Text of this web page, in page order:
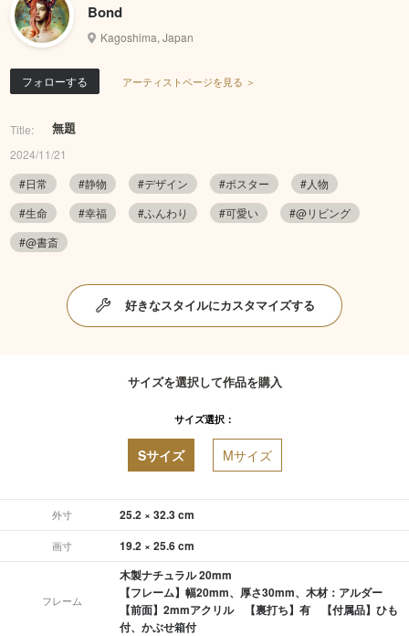
Bond
Kagoshima, Japan
フォローする アーティストページを見る ＞
Title: 無題
2024/11/21
#日常
#静物 #デザイン #ポスター
#人物
#生命
#幸福 #ふんわり #可愛い
#@リビング
#@書斎
好きなスタイルにカスタマイズする
サイズを選択して作品を購入
サイズ選択：
Sサイズ Mサイズ
外寸 25.2 × 32.3 cm
画寸 19.2 × 25.6 cm
フレーム
木製ナチュラル 20mm
【フレーム】幅20mm、厚さ30mm、木材：アルダー
【前面】2mmアクリル 【裏打ち】有 【付属品】ひも
付、かぶせ箱付